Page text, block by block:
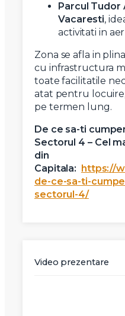
Parcul Tudor
Vacaresti,
activitati in
Zona se afla in
cu infrastructura
toate facilitatile
atat pentru
pe termen lung.
De ce sa-ti
Sectorul 4 – Cel
din
Capitala:
https://
de-ce-sa-ti-
sectorul-4/
Video prezentare